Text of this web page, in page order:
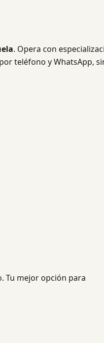
. Opera con
teléfono y WhatsApp,
Tu mejor opción para